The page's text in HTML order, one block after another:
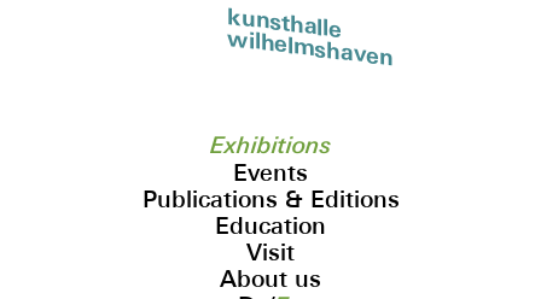
kunsthalle
wilhelmshaven
Exhibitions
Events
Publications & Editions
Education
Visit
About us